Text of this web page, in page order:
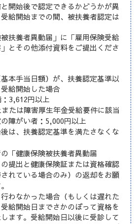
開始後で認定できるかどうかが異
給開始までの間、被扶養者認定は
被扶養者異動届」に「雇用保険受給
とその他添付資料をご提出くださ
本手当日額）が、扶養認定基準以
給開始した場合
3,612円以上
たは障害厚生年金受給要件に該当
障がい者：5,000円以上
は、扶養認定基準を満たさなくな
「健康保険被扶養者異動届
の提出と健康保険証または資格確認
れている場合のみ）の返却をお願
わなかった場合（もしくは遅れた
給開始日までさかのぼって資格を
ます。受給開始日以後に受診して